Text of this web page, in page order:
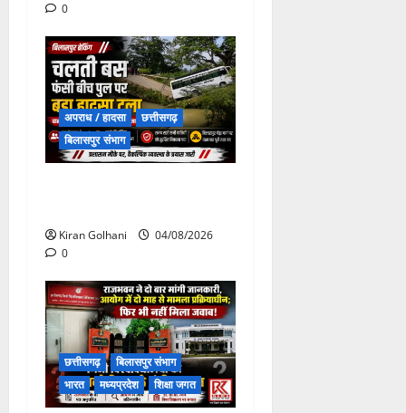
0
अपराध / हादसा
छत्तीसगढ़
बिलासपुर संभाग
Kiran Golhani
04/08/2026
0
छत्तीसगढ़
बिलासपुर संभाग
भारत
मध्यप्रदेश शिक्षा जगत